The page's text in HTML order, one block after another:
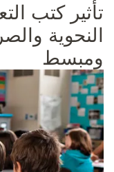
تأثير كتب
النحوية
ومبسط